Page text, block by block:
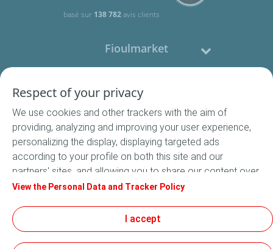
basé sur 138 782avis clients
Fioulmarket
Nous contacter
Suivez-nous
Conditions Générales de Vente
Respect of your privacy
We use cookies and other trackers with the aim of
providing, analyzing and improving your user experience,
personalizing the display, displaying targeted ads
according to your profile on both this site and our
partners' sites, and allowing you to share our content over
social media. In accordance with French legislation,
default. You can change your cookie settings at any time
by clicking on the "Manage my cookies" button. By clicking
on the "Accept" button, you agree that we may store all
View the Personal Data and Tracker Policy
I accept